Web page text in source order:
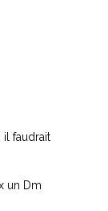
il faudrait
un Dm